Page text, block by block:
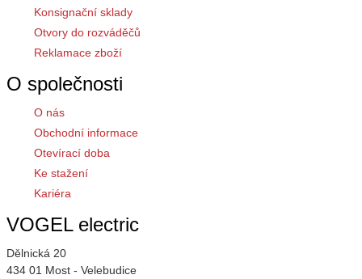
Konsignační sklady
Otvory do rozváděčů
Reklamace zboží
O společnosti
O nás
Obchodní informace
Otevírací doba
Ke stažení
Kariéra
VOGEL electric
Dělnická 20
434 01 Most - Velebudice